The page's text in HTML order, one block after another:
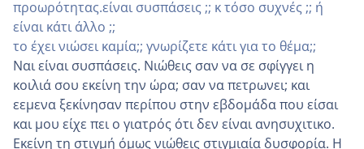
προωρότητας.είναι συσπάσεις ;; κ τόσο συχνές ;; ή
είναι κάτι άλλο ;;
το έχει νιώσει καμία;; γνωρίζετε κάτι για το θέμα;;
Ναι είναι συσπάσεις. Νιώθεις σαν να σε σφίγγει η
κοιλιά σου εκείνη την ώρα; σαν να πετρωνει; και
εεμενα ξεκίνησαν περίπου στην εβδομάδα που είσαι
και μου είχε πει ο γιατρός ότι δεν είναι ανησυχιτικο.
Εκείνη τη στιγμή όμως νιώθεις στιγμιαία δυσφορία. Η